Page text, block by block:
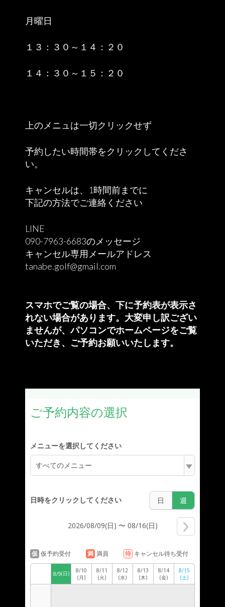
月曜日
１３：３０～１４：２０
１４：３０～１５：２０
上のメニュは一切クリックせず
予約したい時間帯をクリックしてくださ
い。
キャンセルは、1時間前までに
下記の方法でご連絡ください
LINE
090-7963-6683のメッセージ
キャンセル専用メールアドレス
tanabe.golf@gmail.com
スマホでご覧の場合、下に予約表が表示さ
れない場合があります。大変申し訳ござい
ませんが、パソコンでホームページをご覧
いただき、ご予約お願いいたします。